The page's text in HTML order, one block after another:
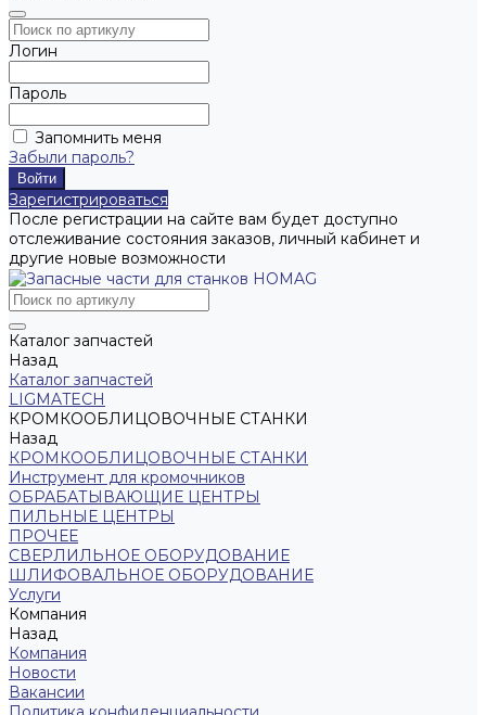
Логин
Пароль
Запомнить меня
Забыли пароль?
Зарегистрироваться
После регистрации на сайте вам будет доступно
отслеживание состояния заказов, личный кабинет и
другие новые возможности
Каталог запчастей
Назад
Каталог запчастей
LIGMATECH
КРОМКООБЛИЦОВОЧНЫЕ СТАНКИ
Назад
КРОМКООБЛИЦОВОЧНЫЕ СТАНКИ
Инструмент для кромочников
ОБРАБАТЫВАЮЩИЕ ЦЕНТРЫ
ПИЛЬНЫЕ ЦЕНТРЫ
ПРОЧЕЕ
СВЕРЛИЛЬНОЕ ОБОРУДОВАНИЕ
ШЛИФОВАЛЬНОЕ ОБОРУДОВАНИЕ
Услуги
Компания
Назад
Компания
Новости
Вакансии